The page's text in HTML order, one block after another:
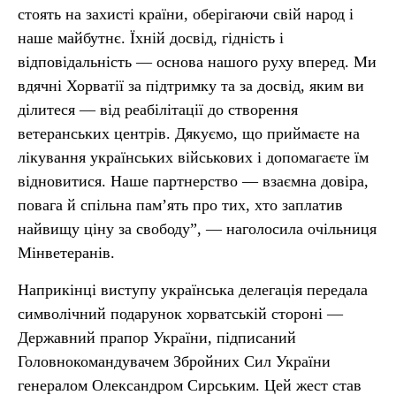
стоять на захисті країни, оберігаючи свій народ і
наше майбутнє. Їхній досвід, гідність і
відповідальність — основа нашого руху вперед. Ми
вдячні Хорватії за підтримку та за досвід, яким ви
ділитеся — від реабілітації до створення
ветеранських центрів. Дякуємо, що приймаєте на
лікування українських військових і допомагаєте їм
відновитися. Наше партнерство — взаємна довіра,
повага й спільна пам’ять про тих, хто заплатив
найвищу ціну за свободу”, — наголосила очільниця
Мінветеранів.
Наприкінці виступу українська делегація передала
символічний подарунок хорватській стороні —
Державний прапор України, підписаний
Головнокомандувачем Збройних Сил України
генералом Олександром Сирським. Цей жест став